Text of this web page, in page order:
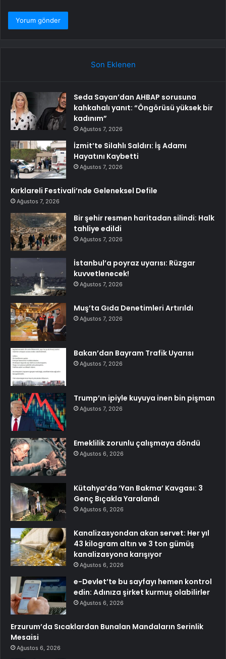
Son Eklenen
Seda Sayan’dan AHBAP sorusuna
kahkahalı yanıt: “Öngörüsü yüksek bir
kadınım”
Ağustos 7, 2026
İzmit’te Silahlı Saldırı: İş Adamı
Hayatını Kaybetti
Ağustos 7, 2026
Kırklareli Festivali’nde Geleneksel Defile
Ağustos 7, 2026
Bir şehir resmen haritadan silindi: Halk
tahliye edildi
Ağustos 7, 2026
İstanbul’a poyraz uyarısı: Rüzgar
kuvvetlenecek!
Ağustos 7, 2026
Muş’ta Gıda Denetimleri Artırıldı
Ağustos 7, 2026
Bakan’dan Bayram Trafik Uyarısı
Ağustos 7, 2026
Trump’ın ipiyle kuyuya inen bin pişman
Ağustos 7, 2026
Emeklilik zorunlu çalışmaya döndü
Ağustos 6, 2026
Kütahya’da ‘Yan Bakma’ Kavgası: 3
Genç Bıçakla Yaralandı
Ağustos 6, 2026
Kanalizasyondan akan servet: Her yıl
43 kilogram altın ve 3 ton gümüş
kanalizasyona karışıyor
Ağustos 6, 2026
e-Devlet’te bu sayfayı hemen kontrol
edin: Adınıza şirket kurmuş olabilirler
Ağustos 6, 2026
Erzurum’da Sıcaklardan Bunalan Mandaların Serinlik
Mesaisi
Ağustos 6, 2026